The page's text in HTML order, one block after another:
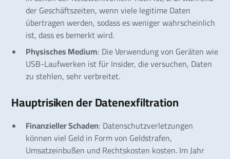
der Geschäftszeiten, wenn viele legitime Daten
übertragen werden, sodass es weniger wahrscheinlich
ist, dass es bemerkt wird.
Physisches Medium: Die Verwendung von Geräten wie
USB-Laufwerken ist für Insider, die versuchen, Daten
zu stehlen, sehr verbreitet.
Hauptrisiken der Datenexfiltration
Finanzieller Schaden: Datenschutzverletzungen
können viel Geld in Form von Geldstrafen,
Umsatzeinbußen und Rechtskosten kosten. Im Jahr